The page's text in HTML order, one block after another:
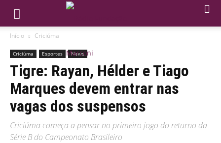
Início Criciúma
Criciúma Esportes News
Tigre: Rayan, Hélder e Tiago
Marques devem entrar nas
vagas dos suspensos
Criciúma começa a pensar no primeiro jogo do returno da
Série B do Campeonato Brasileiro